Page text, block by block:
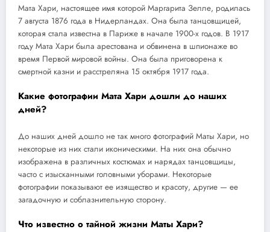
Мата Хари, настоящее имя которой Маргарита Зелле, родилась
7 августа 1876 года в Нидерландах. Она была танцовщицей,
которая стала известна в Париже в начале 1900-х годов. В 1917
году Мата Хари была арестована и обвинена в шпионаже во
время Первой мировой войны. Она была приговорена к
смертной казни и расстреляна 15 октября 1917 года.
Какие фотографии Мата Хари дошли до наших
дней?
До наших дней дошло не так много фотографий Маты Хари, но
некоторые из них стали иконическими. На них она обычно
изображена в различных костюмах и нарядах танцовщицы,
часто с изысканными головными уборами. Некоторые
фотографии показывают ее изящество и красоту, другие — ее
загадочную и соблазнительную сторону.
Что известно о тайной жизни Маты Хари?